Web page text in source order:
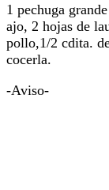
1 pechuga
ajo, 2 hojas de
pollo,1/2 cdita.
cocerla.
-Aviso-